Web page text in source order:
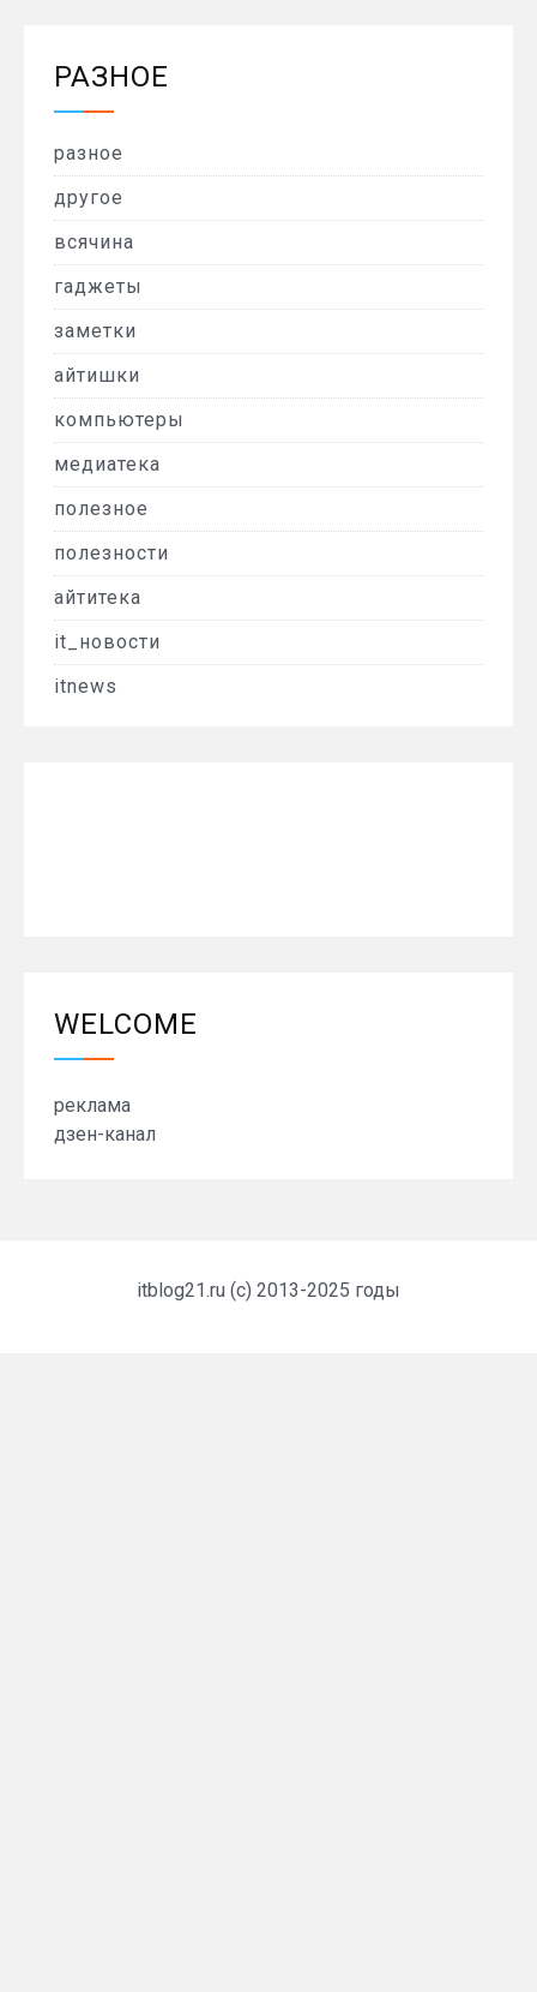
РАЗНОЕ
разное
другое
всячина
гаджеты
заметки
айтишки
компьютеры
медиатека
полезное
полезности
айтитека
it_новости
itnews
WELCOME
реклама
дзен-канал
itblog21.ru (c) 2013-2025 годы